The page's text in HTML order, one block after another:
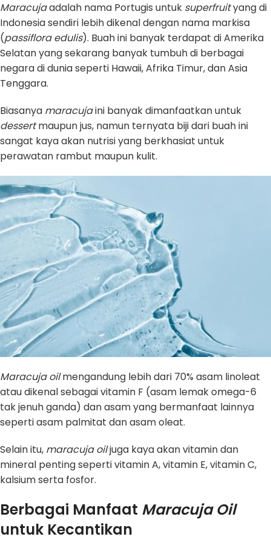
Maracujaadalah nama Portugis untuk superfruityang di
Indonesia sendiri lebih dikenal dengan nama markisa
(passiflora edulis). Buah ini banyak terdapat di Amerika
Selatan yang sekarang banyak tumbuh di berbagai
negara di dunia seperti Hawaii, Afrika Timur, dan Asia
Tenggara.
Biasanya maracujaini banyak dimanfaatkan untuk
dessertmaupun jus, namun ternyata biji dari buah ini
sangat kaya akan nutrisi yang berkhasiat untuk
perawatan rambut maupun kulit.
Maracuja oilmengandung lebih dari 70% asam linoleat
atau dikenal sebagai vitamin F (asam lemak omega-6
tak jenuh ganda) dan asam yang bermanfaat lainnya
seperti asam palmitat dan asam oleat.
Selain itu, maracuja oiljuga kaya akan vitamin dan
mineral penting seperti vitamin A, vitamin E, vitamin C,
kalsium serta fosfor.
Berbagai Manfaat Maracuja Oil
untuk Kecantikan